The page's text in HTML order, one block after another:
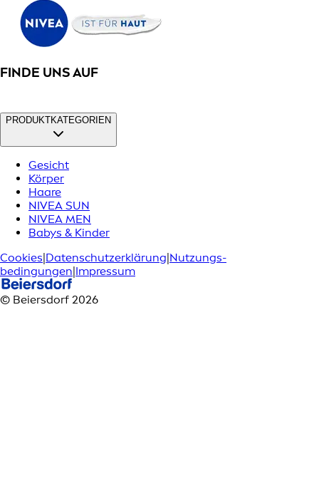
FINDE UNS AUF
PRODUKTKATEGORIEN
Gesicht
Körper
Haare
NIVEA SUN
NIVEA MEN
Babys & Kinder
Cookies|Datenschutzerklärung|Nutzungs­
bedingungen|Impressum
© Beiersdorf 2026